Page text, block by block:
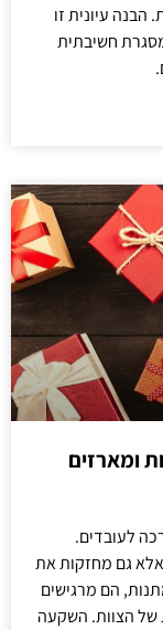
הבנה עיונית זו
חשיבתית
ומארזים
לעובדים.
גם מחזקות את
הם מרגישים
של הצוות. השקעה